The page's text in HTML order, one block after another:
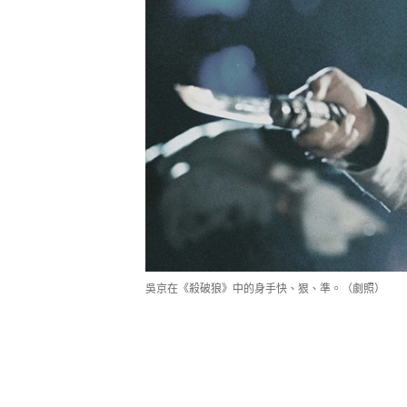
吳京在《殺破狼》中的身手快、狠、準。（劇照）